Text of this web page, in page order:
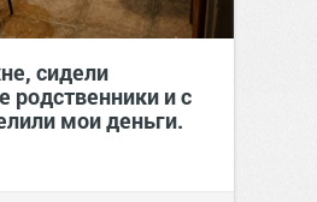
сидели
и с
мои деньги.